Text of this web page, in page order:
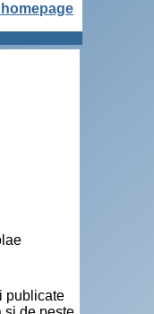
publicate